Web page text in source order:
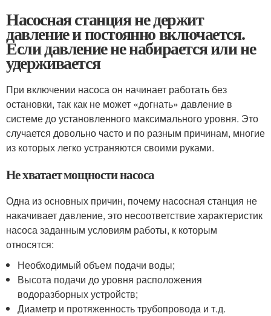
Насосная станция не держит
давление и постоянно включается.
Если давление не набирается или не
удерживается
При включении насоса он начинает работать без
остановки, так как не может «догнать» давление в
системе до установленного максимального уровня. Это
случается довольно часто и по разным причинам, многие
из которых легко устраняются своими руками.
Не хватает мощности насоса
Одна из основных причин, почему насосная станция не
накачивает давление, это несоответствие характеристик
насоса заданным условиям работы, к которым
относятся:
Необходимый объем подачи воды;
Высота подачи до уровня расположения
водоразборных устройств;
Диаметр и протяженность трубопровода и т.д.